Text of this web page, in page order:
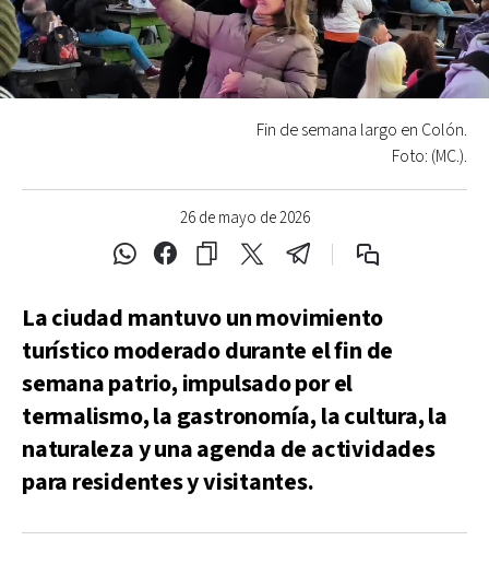
26 de mayo de 2026
Fin de semana largo en Colón.
Foto: (MC.).
La ciudad mantuvo un movimiento
turístico moderado durante el fin de
semana patrio, impulsado por el
termalismo, la gastronomía, la cultura, la
naturaleza y una agenda de actividades
para residentes y visitantes.